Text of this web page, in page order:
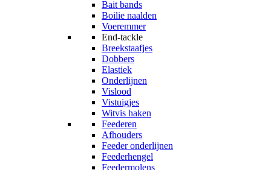
Bait bands
Boilie naalden
Voeremmer
End-tackle
Breekstaafjes
Dobbers
Elastiek
Onderlijnen
Vislood
Vistuigjes
Witvis haken
Feederen
Afhouders
Feeder onderlijnen
Feederhengel
Feedermolens